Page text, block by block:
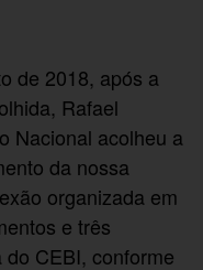
de 2018, após a
Rafael
Nacional acolheu a
da nossa
organizada em
e três
CEBI, conforme